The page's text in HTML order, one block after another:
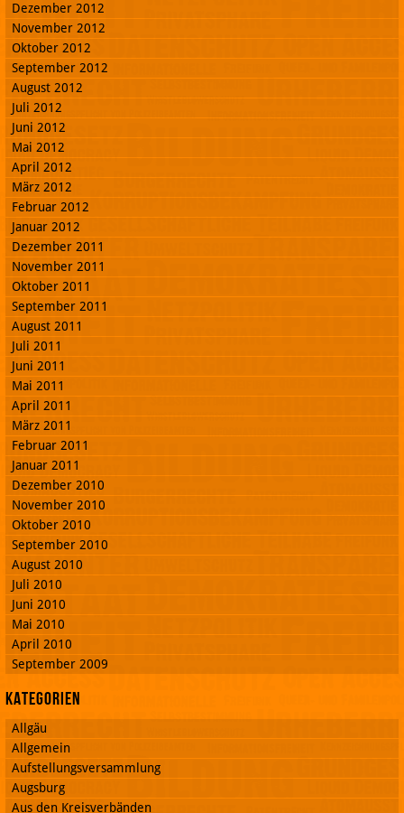
Dezember 2012
November 2012
Oktober 2012
September 2012
August 2012
Juli 2012
Juni 2012
Mai 2012
April 2012
März 2012
Februar 2012
Januar 2012
Dezember 2011
November 2011
Oktober 2011
September 2011
August 2011
Juli 2011
Juni 2011
Mai 2011
April 2011
März 2011
Februar 2011
Januar 2011
Dezember 2010
November 2010
Oktober 2010
September 2010
August 2010
Juli 2010
Juni 2010
Mai 2010
April 2010
September 2009
Kategorien
Allgäu
Allgemein
Aufstellungsversammlung
Augsburg
Aus den Kreisverbänden